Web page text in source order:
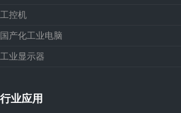
工控机
国产化工业电脑
工业显示器
行业应用